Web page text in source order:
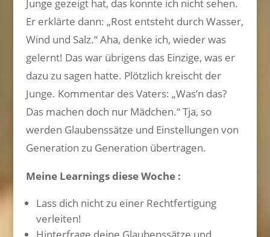
Junge gezeigt hat, das konnte ich nicht sehen.
Er erklärte dann: „Rost entsteht durch Wasser,
Wind und Salz.“ Aha, denke ich, wieder was
gelernt! Das war übrigens das Einzige, was er
dazu zu sagen hatte. Plötzlich kreischt der
Junge. Kommentar des Vaters: „Was’n das?
Das machen doch nur Mädchen.“ Tja, so
werden Glaubenssätze und Einstellungen von
Generation zu Generation übertragen.
Meine Learnings diese Woche :
Lass dich nicht zu einer Rechtfertigung
verleiten!